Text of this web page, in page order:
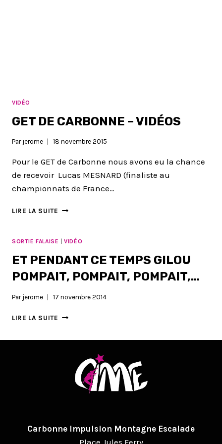
VIDÉO
GET DE CARBONNE – VIDÉOS
Par jerome 18 novembre 2015
Pour le GET de Carbonne nous avons eu la chance
de recevoir Lucas MESNARD (finaliste au
championnats de France…
LIRE LA SUITE GET
–
SORTIE FALAISE |VIDÉO
ET PENDANT CE TEMPS GILOU
POMPAIT, POMPAIT, POMPAIT,…
Par jerome 17 novembre 2014
LIRE LA SUITE
POMPAIT,
POMPAIT,
POMPAIT,
Carbonne Impulsion Montagne Escalade